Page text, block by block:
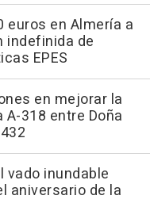
euros en Almería a
indefinida de
EPES
en mejorar la
318 entre Doña
vado inundable
aniversario de la